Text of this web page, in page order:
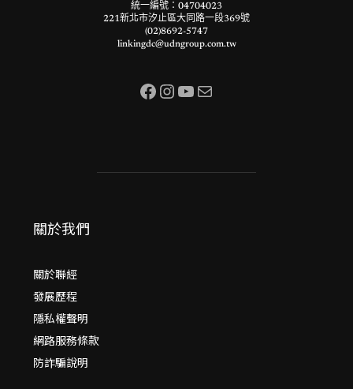
統一編號：04704023
221新北市汐止區大同路一段369號
(02)8692-5747
linkingdc@udngroup.com.tw
Facebook InstagramYouTube 電子郵件
關於我們
關於聯經
發展歷程
隱私權聲明
網路服務條款
防詐騙說明